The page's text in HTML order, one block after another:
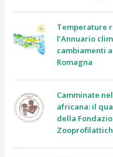
Temperature
l’Annuario
cambiamenti
Romagna
Camminate
africana: il
della